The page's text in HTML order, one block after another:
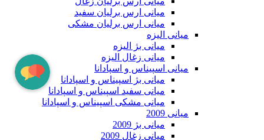
میانی ارس برلیان سفید
میانی ارس برلیان مشکی
میانی الیزه
میانی بژ الیزه
میانی زغال الیزه
میانی اسپیناس و اسپادانا
میانی بژ اسپیناس و اسپادانا
میانی سفید اسپیناس و اسپادانا
میانی مشکی اسپیناس و اسپادانا
میانی 2009
میانی بژ 2009
میانی زغال 2009